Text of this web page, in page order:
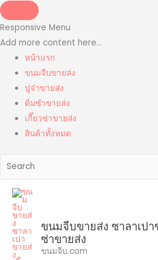
Responsive Menu
Add more content here...
หน้าแรก
ขนมจีบขายส่ง
ปูจ๋าขายส่ง
ติ่มซำขายส่ง
เกี๊ยวซ่าขายส่ง
สินค้าทั้งหมด
Skip
to
content
ขนมจีบขายส่ง ซาลาเปา
ซ่าขายส่ง
ขนมจีบ.com